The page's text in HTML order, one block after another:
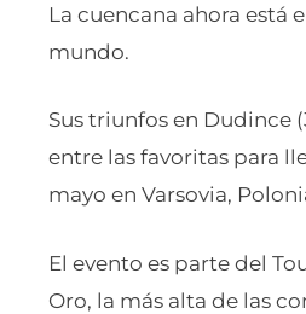
La cuencana ahora está
mundo.
Sus triunfos en Dudince
entre las favoritas para
mayo en Varsovia,
El evento es parte del
Oro, la más alta de las